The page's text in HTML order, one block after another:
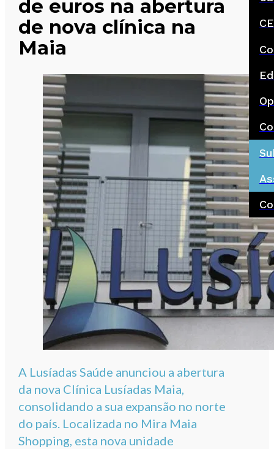
de euros na abertura
de nova clínica na
Maia
A Lusíadas Saúde anunciou a abertura
da nova Clínica Lusíadas Maia,
consolidando a sua expansão no norte
do país. Localizada no Mira Maia
Shopping, esta nova unidade